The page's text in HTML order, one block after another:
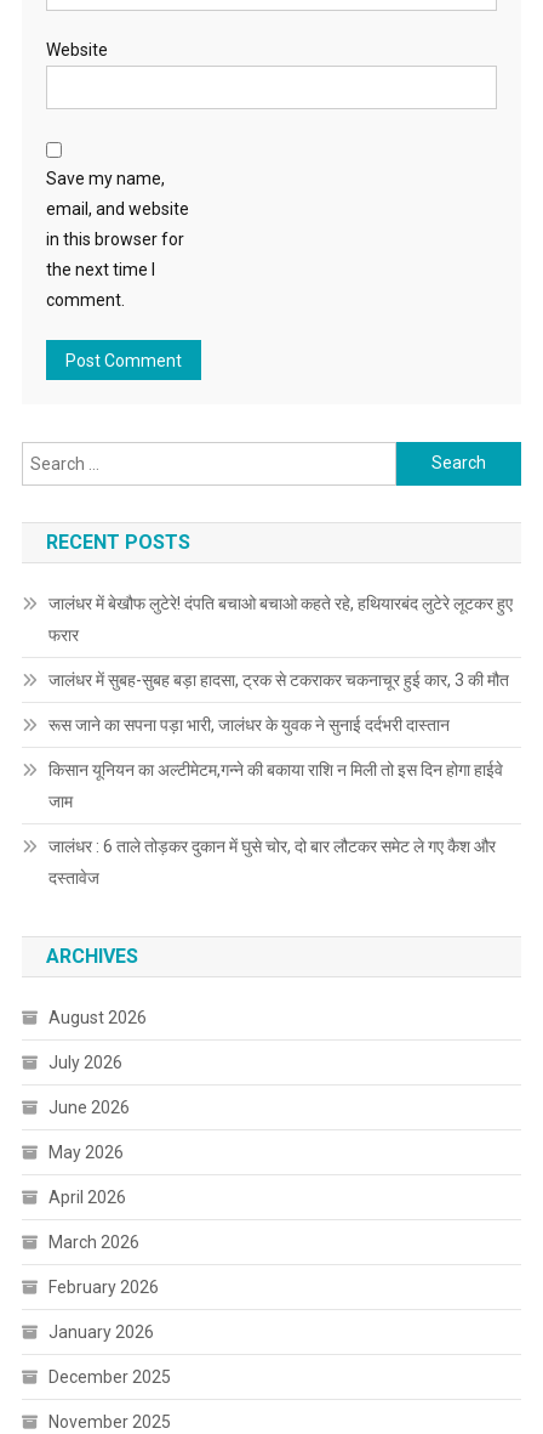
Website
Save my name,
email, and website
in this browser for
the next time I
comment.
Search for:
RECENT POSTS
जालंधर में बेखौफ लुटेरे! दंपति बचाओ बचाओ कहते रहे, हथियारबंद लुटेरे लूटकर हुए
फरार
जालंधर में सुबह-सुबह बड़ा हादसा, ट्रक से टकराकर चकनाचूर हुई कार, 3 की मौत
रूस जाने का सपना पड़ा भारी, जालंधर के युवक ने सुनाई दर्दभरी दास्तान
किसान यूनियन का अल्टीमेटम,गन्ने की बकाया राशि न मिली तो इस दिन होगा हाईवे
जाम
जालंधर : 6 ताले तोड़कर दुकान में घुसे चोर, दो बार लौटकर समेट ले गए कैश और
दस्तावेज
ARCHIVES
August 2026
July 2026
June 2026
May 2026
April 2026
March 2026
February 2026
January 2026
December 2025
November 2025